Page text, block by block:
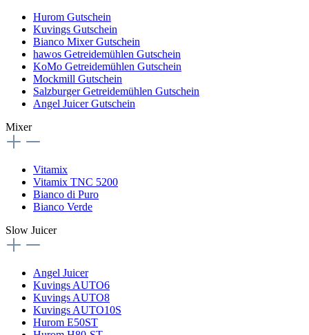
Hurom Gutschein
Kuvings Gutschein
Bianco Mixer Gutschein
hawos Getreidemühlen Gutschein
KoMo Getreidemühlen Gutschein
Mockmill Gutschein
Salzburger Getreidemühlen Gutschein
Angel Juicer Gutschein
Mixer
Vitamix
Vitamix TNC 5200
Bianco di Puro
Bianco Verde
Slow Juicer
Angel Juicer
Kuvings AUTO6
Kuvings AUTO8
Kuvings AUTO10S
Hurom E50ST